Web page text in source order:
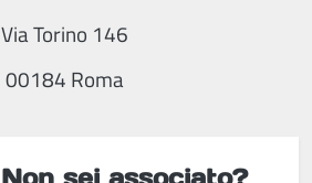
Via Torino 146
00184 Roma